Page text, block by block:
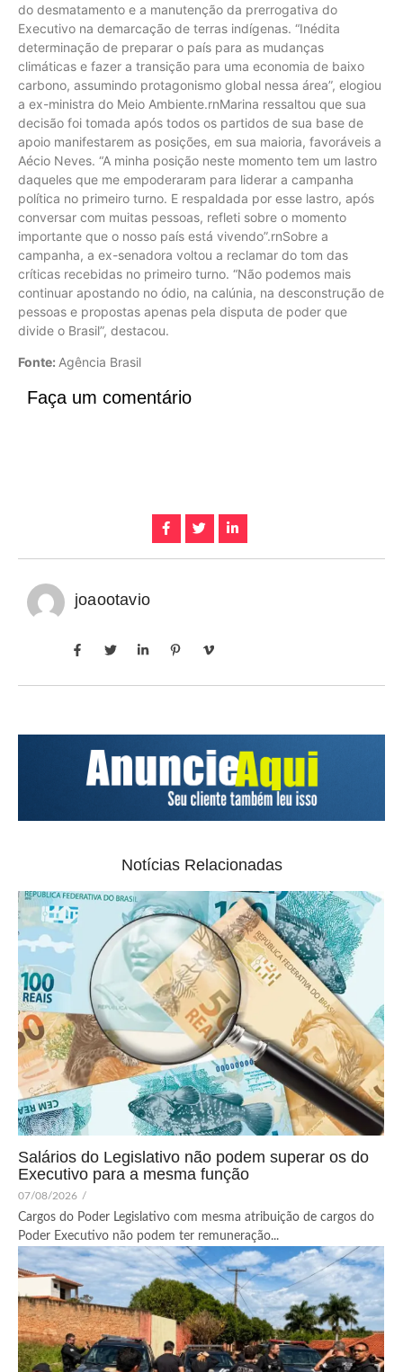
do desmatamento e a manutenção da prerrogativa do
Executivo na demarcação de terras indígenas. “Inédita
determinação de preparar o país para as mudanças
climáticas e fazer a transição para uma economia de baixo
carbono, assumindo protagonismo global nessa área”, elogiou
a ex-ministra do Meio Ambiente.rnMarina ressaltou que sua
decisão foi tomada após todos os partidos de sua base de
apoio manifestarem as posições, em sua maioria, favoráveis a
Aécio Neves. “A minha posição neste momento tem um lastro
daqueles que me empoderaram para liderar a campanha
política no primeiro turno. E respaldada por esse lastro, após
conversar com muitas pessoas, refleti sobre o momento
importante que o nosso país está vivendo”.rnSobre a
campanha, a ex-senadora voltou a reclamar do tom das
críticas recebidas no primeiro turno. “Não podemos mais
continuar apostando no ódio, na calúnia, na desconstrução de
pessoas e propostas apenas pela disputa de poder que
divide o Brasil”, destacou.
Fonte: Agência Brasil
Faça um comentário
joaootavio
Notícias Relacionadas
Salários do Legislativo não podem superar os do
Executivo para a mesma função
07/08/2026 /
Cargos do Poder Legislativo com mesma atribuição de cargos do
Poder Executivo não podem ter remuneração...